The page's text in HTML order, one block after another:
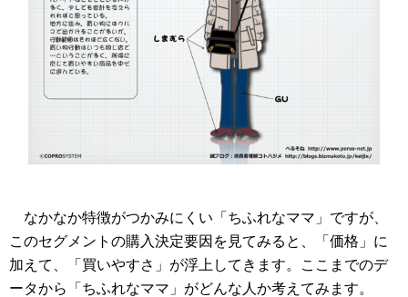
なかなか特徴がつかみにくい「ちふれなママ」ですが、
このセグメントの購入決定要因を見てみると、「価格」に
加えて、「買いやすさ」が浮上してきます。ここまでのデ
ータから「ちふれなママ」がどんな人か考えてみます。